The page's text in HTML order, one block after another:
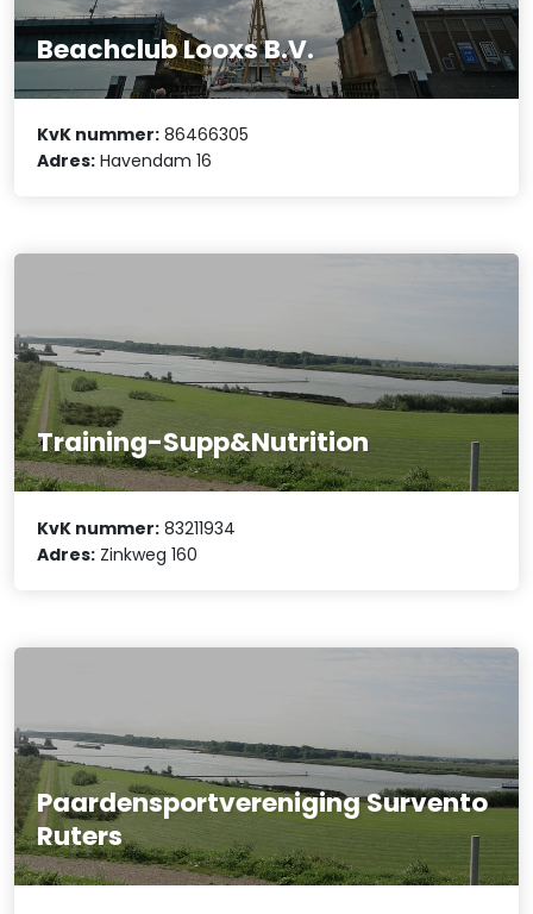
Beachclub Looxs B.V.
KvK nummer: 86466305
Adres: Havendam 16
Training-Supp&Nutrition
KvK nummer: 83211934
Adres: Zinkweg 160
Paardensportvereniging Survento
Ruters